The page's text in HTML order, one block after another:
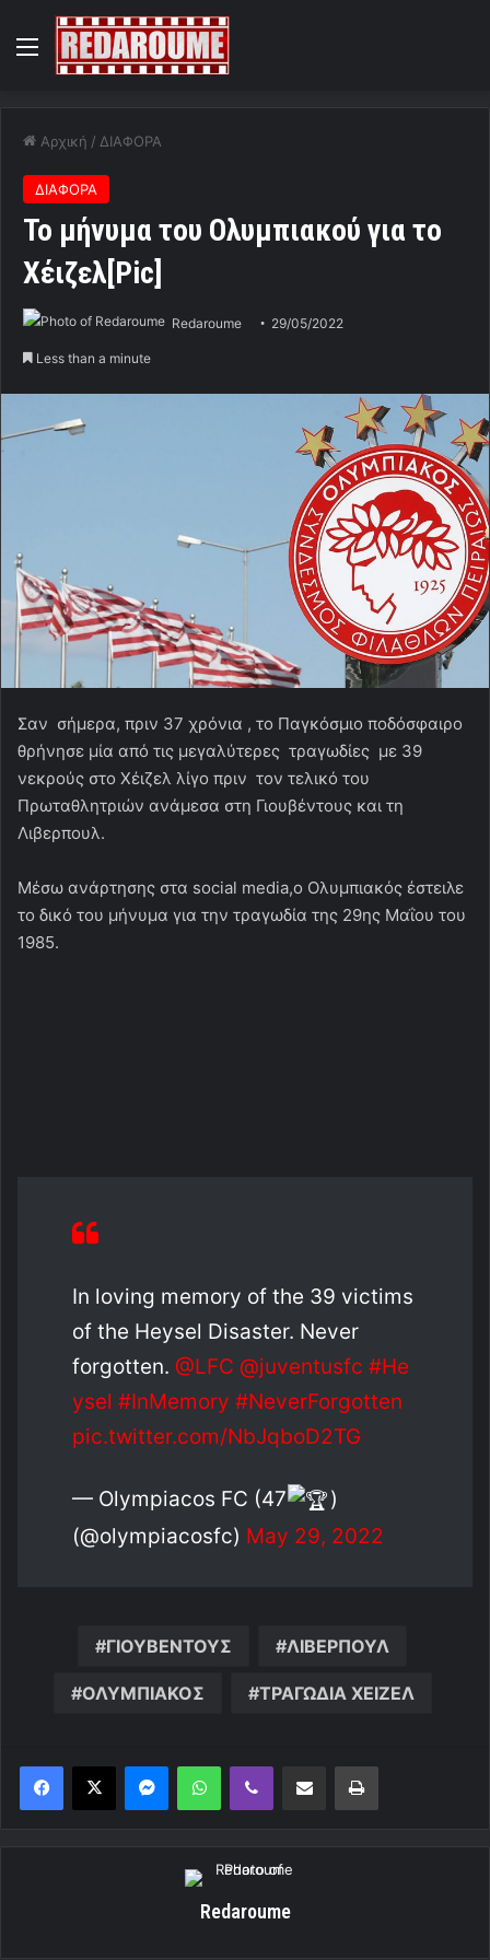
Menu
Αρχική / ΔΙΑΦΟΡΑ
ΔΙΑΦΟΡΑ
To μήνυμα του Ολυμπιακού για το
Χέιζελ[Pic]
Redaroume 29/05/2022
Less than a minute
Σαν σήμερα, πριν 37 χρόνια , το Παγκόσμιο ποδόσφαιρο
θρήνησε μία από τις μεγαλύτερες τραγωδίες με 39
νεκρούς στο Χέιζελ λίγο πριν τον τελικό του
Πρωταθλητριών ανάμεσα στη Γιουβέντους και τη
Λιβερπουλ.
Μέσω ανάρτησης στα social media,ο Ολυμπιακός έστειλε
το δικό του μήνυμα για την τραγωδία της 29ης Μαΐου του
1985.
In loving memory of the 39 victims
of the Heysel Disaster. Never
forgotten. @LFC @juventusfc #He
ysel #InMemory #NeverForgotten
pic.twitter.com/NbJqboD2TG
— Olympiacos FC (47
)
(@olympiacosfc) May 29, 2022
ΓΙΟΥΒΕΝΤΟΥΣ ΛΙΒΕΡΠΟΥΛ
ΟΛΥΜΠΙΑΚΟΣ ΤΡΑΓΩΔΙΑ ΧΕΙΖΕΛ
MessengerWhatsAppViber Κοινοποίηση μέσω ηλεκτρονικού ταχυδρομείουΕκτύπωση
Redaroume